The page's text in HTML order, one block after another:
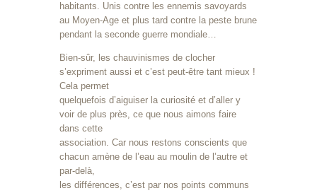
habitants. Unis contre les ennemis savoyards
au Moyen-Age et plus tard contre la peste brune
pendant la seconde guerre mondiale…
Bien-sûr, les chauvinismes de clocher
s’expriment aussi et c’est peut-être tant mieux !
Cela permet
quelquefois d’aiguiser la curiosité et d’aller y
voir de plus près, ce que nous aimons faire
dans cette
association. Car nous restons conscients que
chacun amène de l’eau au moulin de l’autre et
par-delà,
les différences, c’est par nos points communs